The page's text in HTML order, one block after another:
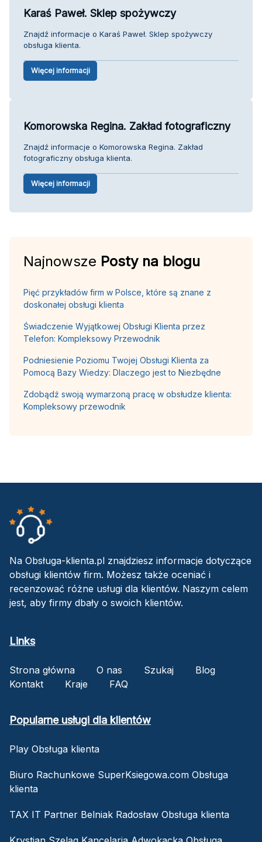
Karaś Paweł. Sklep spożywczy
Znajdź informacje o Karaś Paweł. Sklep spożywczy
obsługa klienta.
Więcej informacji
Komorowska Regina. Zakład fotograficzny
Znajdź informacje o Komorowska Regina. Zakład
fotograficzny obsługa klienta.
Więcej informacji
Najnowsze Posty na blogu
Pięć przykładów firm w Polsce, które są znane z
doskonałej obsługi klienta
Świadczenie Wyjątkowej Obsługi Klienta przez
Telefon: Kompleksowy Przewodnik
Podniesienie Poziomu Twojej Obsługi Klienta za
Pomocą Bazy Wiedzy: Dlaczego jest to Niezbędne
Zdobądź swoją wymarzoną pracę w obsłudze klienta:
Kompleksowy przewodnik
Na Obsługa-klienta.pl znajdziesz informacje dotyczące
obsługi klientów firm. Możesz także oceniać i
recenzować różne usługi dla klientów. Naszym celem
jest, aby firmy dbały o swoich klientów.
Links
Strona główna O nas Szukaj
Blog
Kontakt
Kraje FAQ
Popularne usługi dla klientów
Play Obsługa klienta
Biuro Rachunkowe SuperKsiegowa.com Obsługa
klienta
TAX IT Partner Belniak Radosław Obsługa klienta